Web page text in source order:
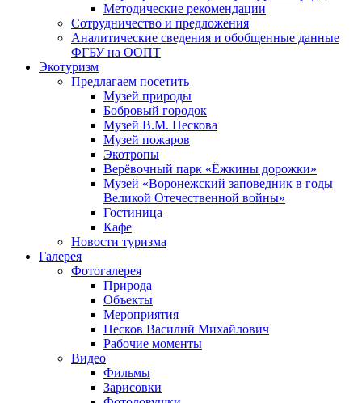
Методические рекомендации
Сотрудничество и предложения
Аналитические сведения и обобщенные данные
ФГБУ на ООПТ
Экотуризм
Предлагаем посетить
Музей природы
Бобровый городок
Музей В.М. Пескова
Музей пожаров
Экотропы
Верёвочный парк «Ёжкины дорожки»
Музей «Воронежский заповедник в годы
Великой Отечественной войны»
Гостиница
Кафе
Новости туризма
Галерея
Фотогалерея
Природа
Объекты
Мероприятия
Песков Василий Михайлович
Рабочие моменты
Видео
Фильмы
Зарисовки